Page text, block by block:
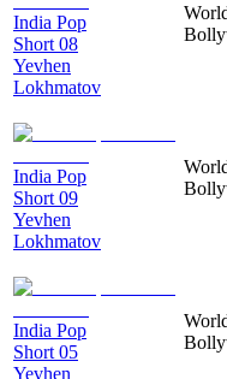
India Pop
Short 08
Yevhen
Lokhmatov
India Pop
Short 09
Yevhen
Lokhmatov
India Pop
Short 05
Yevhen